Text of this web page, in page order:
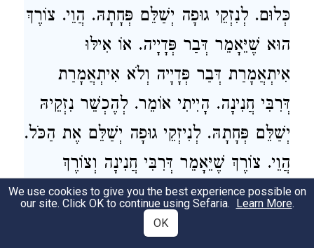
כְּלוּם. לְנִזְקֵי גוּפָה יְשַׁלֵּם פְּחָתָהּ. הֲוֵי. צוֹרֶךְ
הוּא שֶׁיֵּאָמֵר דְּבַר פְּדָיָיה. אוֹ אִילּוּ
אִיתְאֲמָרַת דְּבַר פְּדָיָיה וְלֹא אִיתְאֲמָרַת
דְּרִבִּי חֲנִינָה. הָיִיתִי אוֹמֵר. לְהֶכְשֵׁר נִזְקֵיהּ
יְשַׁלֵּם פְּחָתָהּ. לְנִיזְקֵי גוּפָה יְשַׁלֵּם אֶת הַכֹּל.
הֲוֵי. צוֹרֶךְ שֶׁיֵּאָמֵר דְּרִבִּי חֲנִינָה וְצוֹרֶךְ
שֶׁיֵּאָמֵר דְּר׳ פְּדָיָיה.
New Paragraph. “If damage was caused the
We use cookies to give you the best experience possible on
our site. Click OK to continue using Sefaria. Learn More.
OK